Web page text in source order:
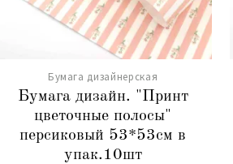
Бумага дизайнерская
Бумага дизайн. "Принт
цветочные полосы"
персиковый 53*53см в
упак.10шт